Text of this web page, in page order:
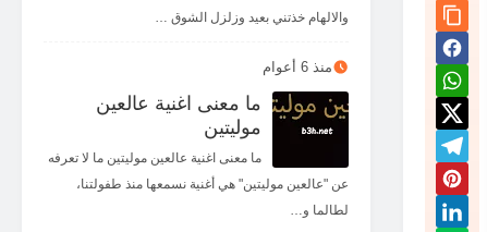
والالهام خذتني بعيد وزلزل الشوق …
منذ 6 أعوام
ما معنى اغنية عالعين
موليتين
ما معنى اغنية عالعين موليتين ما لا تعرفه
عن "عالعين موليتين" هي أغنية نسمعها منذ طفولتنا،
لطالما و…